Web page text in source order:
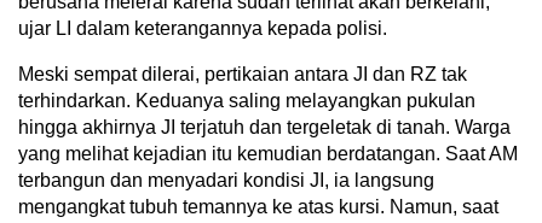
ujar LI dalam keterangannya kepada polisi.
Meski sempat dilerai, pertikaian antara JI dan RZ tak
terhindarkan. Keduanya saling melayangkan pukulan
hingga akhirnya JI terjatuh dan tergeletak di tanah. Warga
yang melihat kejadian itu kemudian berdatangan. Saat AM
terbangun dan menyadari kondisi JI, ia langsung
mengangkat tubuh temannya ke atas kursi. Namun, saat